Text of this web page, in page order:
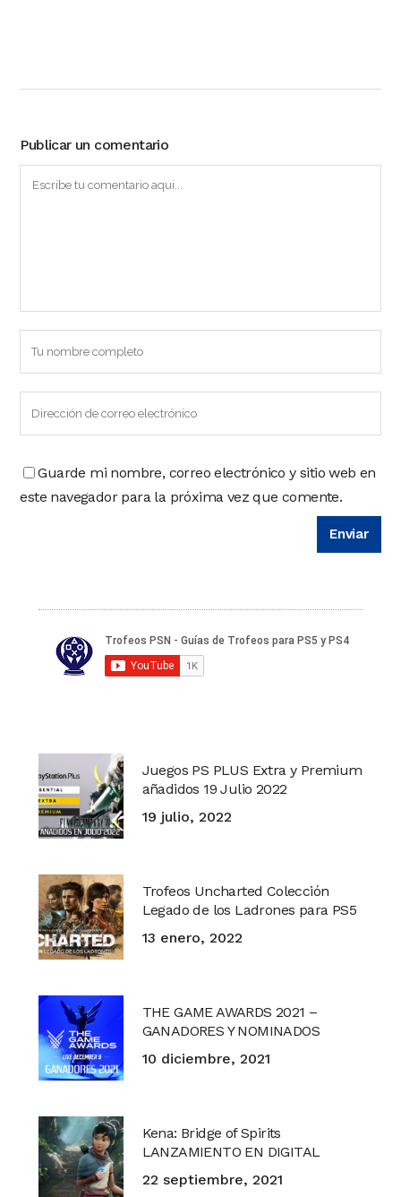
Publicar un comentario
Guarde mi nombre, correo electrónico y sitio web en
este navegador para la próxima vez que comente.
Juegos PS PLUS Extra y Premium
añadidos 19 Julio 2022
19 julio, 2022
Trofeos Uncharted Colección
Legado de los Ladrones para PS5
13 enero, 2022
THE GAME AWARDS 2021 –
GANADORES Y NOMINADOS
10 diciembre, 2021
Kena: Bridge of Spirits
LANZAMIENTO EN DIGITAL
22 septiembre, 2021